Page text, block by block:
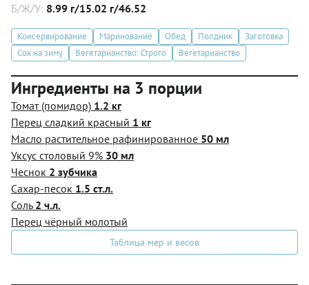
Б/Ж/У: 8.99 г/15.02 г/46.52
Консервирование Маринование Обед Полдник
Заготовка
Сок на зиму
Вегетарианство: Строго Вегетарианство
Ингредиенты на 3 порции
Томат (помидор) 1.2 кг
Перец сладкий красный 1 кг
Масло растительное рафинированное 50 мл
Уксус столовый 9% 30 мл
Чеснок 2 зубчика
Сахар-песок 1.5 ст.л.
Соль 2 ч.л.
Перец чёрный молотый
Таблица мер и весов